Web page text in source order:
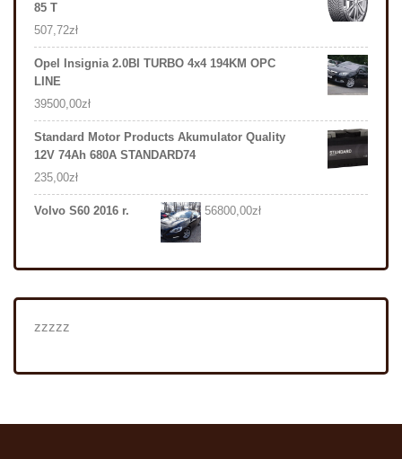
85 T
507,72zł
Opel Insignia 2.0BI TURBO 4x4 194KM OPC
LINE
39500,00zł
Standard Motor Products Akumulator Quality
12V 74Ah 680A STANDARD74
235,00zł
Volvo S60 2016 r. 56800,00zł
zzzzz